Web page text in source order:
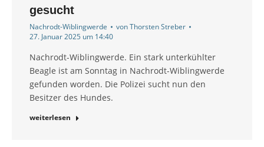
gesucht
Nachrodt-Wiblingwerde vonThorsten Streber
27. Januar 2025 um 14:40
Nachrodt-Wiblingwerde. Ein stark unterkühlter
Beagle ist am Sonntag in Nachrodt-Wiblingwerde
gefunden worden. Die Polizei sucht nun den
Besitzer des Hundes.
weiterlesen